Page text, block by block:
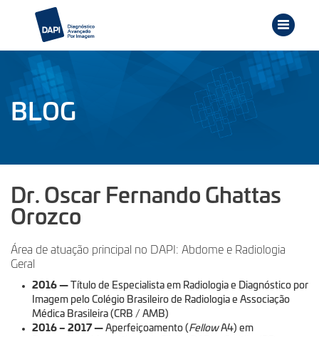
BLOG
Dr. Oscar Fernando Ghattas
Orozco
Área de atuação principal no DAPI: Abdome e Radiologia
Geral
2016 —
Título de Especialista em Radiologia e Diagnóstico por
Imagem pelo Colégio Brasileiro de Radiologia e Associação
Médica Brasileira (CRB / AMB)
2016 – 2017 — Aperfeiçoamento ( FellowA4) em